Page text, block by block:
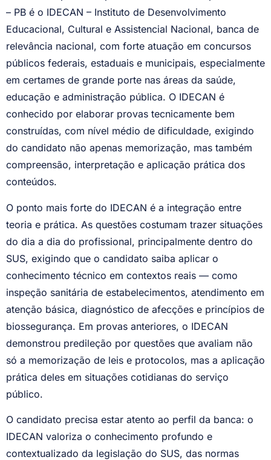
– PB é o IDECAN – Instituto de Desenvolvimento
Educacional, Cultural e Assistencial Nacional, banca de
relevância nacional, com forte atuação em concursos
públicos federais, estaduais e municipais, especialmente
em certames de grande porte nas áreas da saúde,
educação e administração pública. O IDECAN é
conhecido por elaborar provas tecnicamente bem
construídas, com nível médio de dificuldade, exigindo
do candidato não apenas memorização, mas também
compreensão, interpretação e aplicação prática dos
conteúdos.
O ponto mais forte do IDECAN é a integração entre
teoria e prática. As questões costumam trazer situações
do dia a dia do profissional, principalmente dentro do
SUS, exigindo que o candidato saiba aplicar o
conhecimento técnico em contextos reais — como
inspeção sanitária de estabelecimentos, atendimento em
atenção básica, diagnóstico de afecções e princípios de
biossegurança. Em provas anteriores, o IDECAN
demonstrou predileção por questões que avaliam não
só a memorização de leis e protocolos, mas a aplicação
prática deles em situações cotidianas do serviço
público.
O candidato precisa estar atento ao perfil da banca: o
IDECAN valoriza o conhecimento profundo e
contextualizado da legislação do SUS, das normas